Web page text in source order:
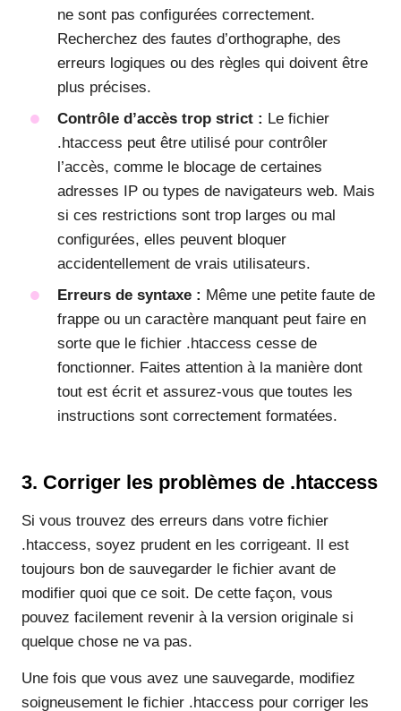
ne sont pas configurées correctement.
Recherchez des fautes d’orthographe, des
erreurs logiques ou des règles qui doivent être
plus précises.
Contrôle d’accès trop strict : Le fichier
.htaccess peut être utilisé pour contrôler
l’accès, comme le blocage de certaines
adresses IP ou types de navigateurs web. Mais
si ces restrictions sont trop larges ou mal
configurées, elles peuvent bloquer
accidentellement de vrais utilisateurs.
Erreurs de syntaxe : Même une petite faute de
frappe ou un caractère manquant peut faire en
sorte que le fichier .htaccess cesse de
fonctionner. Faites attention à la manière dont
tout est écrit et assurez-vous que toutes les
instructions sont correctement formatées.
3. Corriger les problèmes de .htaccess
Si vous trouvez des erreurs dans votre fichier
.htaccess, soyez prudent en les corrigeant. Il est
toujours bon de sauvegarder le fichier avant de
modifier quoi que ce soit. De cette façon, vous
pouvez facilement revenir à la version originale si
quelque chose ne va pas.
Une fois que vous avez une sauvegarde, modifiez
soigneusement le fichier .htaccess pour corriger les